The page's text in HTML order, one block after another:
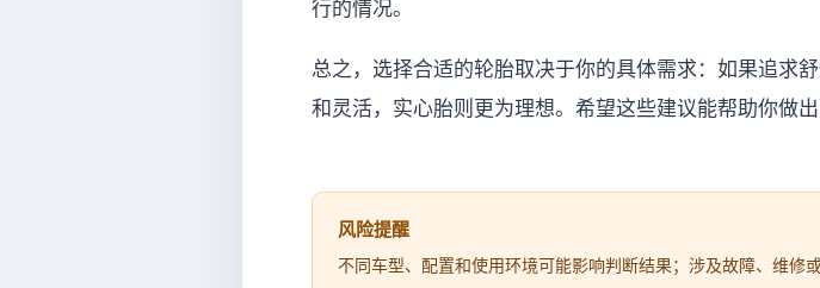
行的情况。
总之，选择合适的轮胎取决于你的具体需求：如果追求
和灵活，实心胎则更为理想。希望这些建议能帮助你做
风险提醒
不同车型、配置和使用环境可能影响判断结果；涉及故障、维修